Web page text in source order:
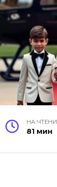
НА
81 мин